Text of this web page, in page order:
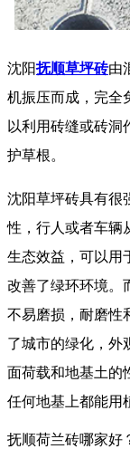
沈阳抚顺草坪砖由
机振压而成，完全
以利用砖缝或砖洞
护草根。
沈阳草坪砖具有很
性，行人或者车辆
生态效益，可以用
改善了绿环环境。
不易磨损，耐磨性
了城市的绿化，外
面荷载和地基土的
任何地基上都能用
抚顺荷兰砖哪家好